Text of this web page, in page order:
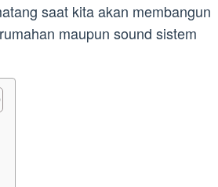
saat kita akan membangun
maupun sound sistem